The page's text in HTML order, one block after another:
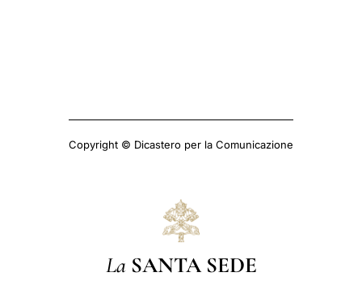
Copyright © Dicastero per la Comunicazione
La SANTA SEDE